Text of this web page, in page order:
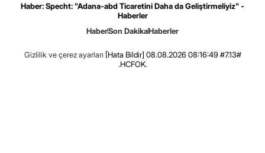
Haber: Specht: "Adana-abd Ticaretini Daha da Geliştirmeliyiz" -
Haberler
HaberSon DakikaHaberler
Gizlilik ve çerez ayarları [Hata Bildir] 08.08.2026 08:16:49 #7.13#
.HCFOK.